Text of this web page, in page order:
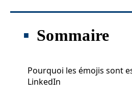
Sommaire
Pourquoi les émojis sont
LinkedIn